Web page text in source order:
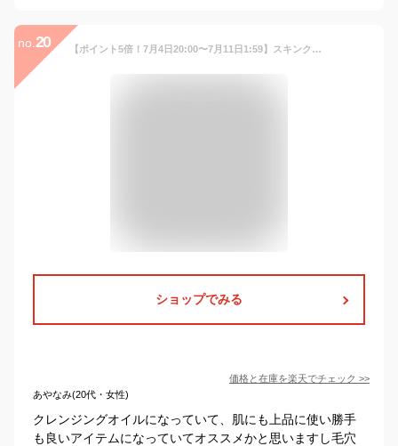
no. 20 【ポイント5倍！7月4日20:00〜7月11日1:59】スキンクリア クレンズ オイル 175mL (4種) 【アテニア 公式】[ クレンジング クレンジングオイル 毛穴 W洗顔不要 オイルクレンジング メイク落とし 化粧落とし スキンケア 角栓 ]
ショップでみる
価格と在庫を楽天でチェック >>
あやなみ(20代・女性)
クレンジングオイルになっていて、肌にも上品に使い勝手
も良いアイテムになっていてオススメかと思いますし毛穴